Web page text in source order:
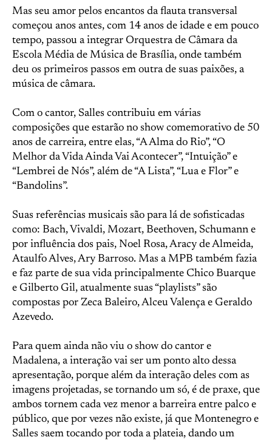
Mas seu amor pelos encantos da flauta transversal
começou anos antes, com 14 anos de idade e em pouco
tempo, passou a integrar Orquestra de Câmara da
Escola Média de Música de Brasília, onde também
deu os primeiros passos em outra de suas paixões, a
música de câmara.
Com o cantor, Salles contribuiu em várias
composições que estarão no show comemorativo de 50
anos de carreira, entre elas, “A Alma do Rio”, “O
Melhor da Vida Ainda Vai Acontecer”, “Intuição” e
“Lembrei de Nós”, além de “A Lista”, “Lua e Flor” e
“Bandolins”.
Suas referências musicais são para lá de sofisticadas
como: Bach, Vivaldi, Mozart, Beethoven, Schumann e
por influência dos pais, Noel Rosa, Aracy de Almeida,
Ataulfo Alves, Ary Barroso. Mas a MPB também fazia
e faz parte de sua vida principalmente Chico Buarque
e Gilberto Gil, atualmente suas “playlists” são
compostas por Zeca Baleiro, Alceu Valença e Geraldo
Azevedo.
Para quem ainda não viu o show do cantor e
Madalena, a interação vai ser um ponto alto dessa
apresentação, porque além da interação deles com as
imagens projetadas, se tornando um só, é de praxe, que
ambos tornem cada vez menor a barreira entre palco e
público, que por vezes não existe, já que Montenegro e
Salles saem tocando por toda a plateia, dando um